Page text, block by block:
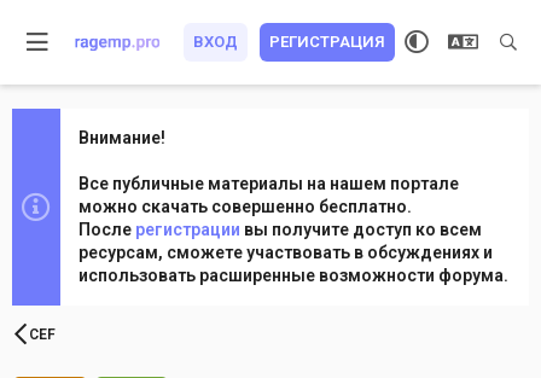
ВХОД РЕГИСТРАЦИЯ
Внимание!
Все публичные материалы на нашем портале
можно скачать совершенно бесплатно.
После регистрации вы получите доступ ко всем
ресурсам, сможете участвовать в обсуждениях и
использовать расширенные возможности форума.
CEF